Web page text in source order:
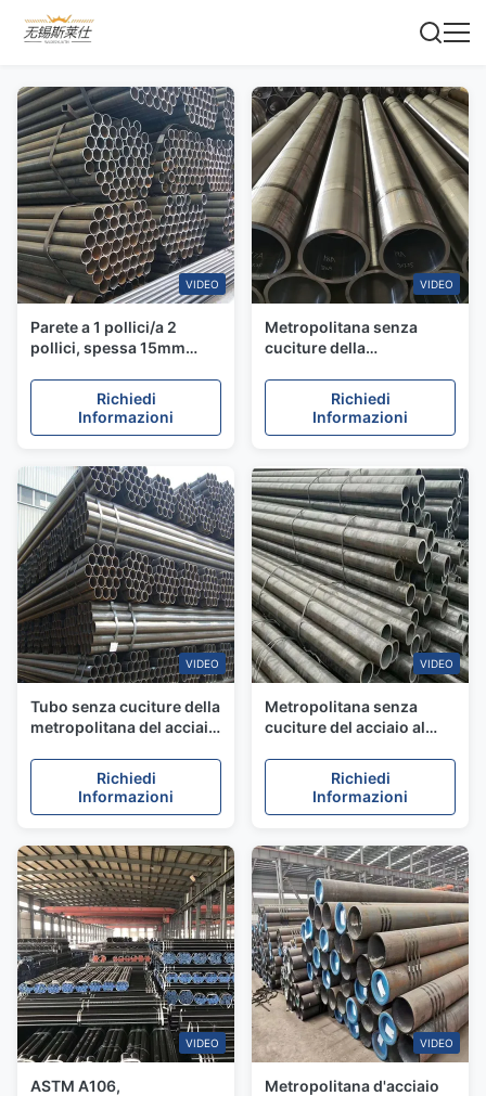
VIDEO
Parete a 1 pollici/a 2
pollici, spessa 15mm
d'acciaio di precisione
senza cuciture del giro
EN10305-1
Richiedi
Informazioni
VIDEO
Metropolitana senza
cuciture della
acciaio al carbonio di
ASTM 1045 per il tubo
senza cuciture della
Richiedi
Informazioni
VIDEO
Tubo senza cuciture della
metropolitana del acciaio
A210-A-1 per trasporto
liquido
Richiedi
Informazioni
VIDEO
Metropolitana senza
cuciture del acciaio al
cuciture, parete spessa
ASTM A315 Gr.B per
meccanico
Richiedi
Informazioni
VIDEO
ASTM A106,
VIDEO
Metropolitana d'acciaio